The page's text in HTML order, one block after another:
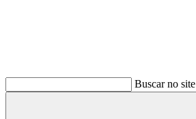
Buscar no site